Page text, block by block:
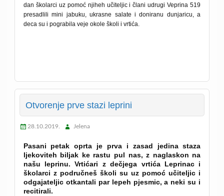
dan školarci uz pomoć njiheh učiteljic i člani udrugi Veprina 519
presadlili mini jabuku, ukrasne salate i doniranu dunjaricu, a
deca su i pograbila veje okole školi i vrtića.
Otvorenje prve stazi leprini
28.10.2019. Jelena
Pasani petak oprta je prva i zasad jedina staza
ljekoviteh biljak ke rastu pul nas, z naglaskon na
našu leprinu. Vrtićari z dečjega vrtića Leprinac i
školarci z područneš školi su uz pomoć učiteljic i
odgajateljic otkantali par lepeh pjesmic, a neki su i
recitirali.